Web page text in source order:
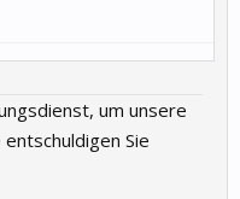
um unsere
Sie